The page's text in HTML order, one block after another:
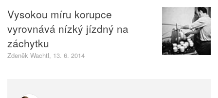
Vysokou míru korupce
vyrovnává nízký jízdný na
záchytku
Zdeněk Wachtl, 13. 6. 2014